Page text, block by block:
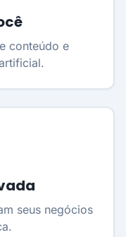
conteúdo e
seus negócios